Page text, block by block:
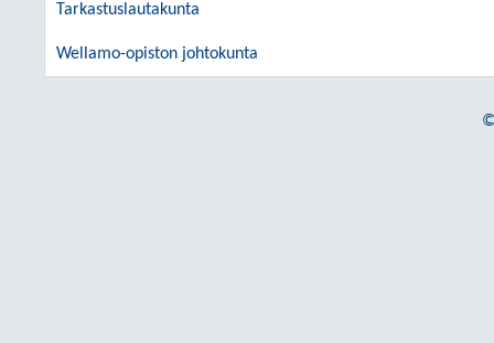
Tarkastuslautakunta
Wellamo-opiston johtokunta